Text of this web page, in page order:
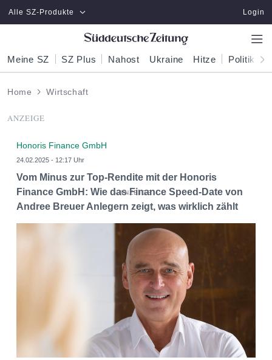
Zum Hauptinhalt springen
Alle SZ-Produkte Login
Meine SZ SZ Plus Nahost Ukraine Hitze Politik
Home Wirtschaft
ANZEIGE
Honoris Finance GmbH
24.02.2025 - 12:17 Uhr
Vom Minus zur Top-Rendite mit der Honoris
Finance GmbH: Wie das Finance Speed-Date von
Andree Breuer Anlegern zeigt, was wirklich zählt